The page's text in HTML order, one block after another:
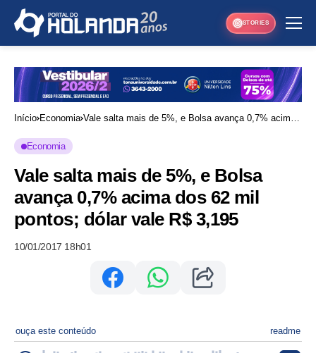
STORIES
Início Economia Vale salta mais de 5%, e Bolsa avança 0,7% acima
Economia
Vale salta mais de 5%, e Bolsa
avança 0,7% acima dos 62 mil
pontos; dólar vale R$ 3,195
10/01/2017 18h01
ouça este conteúdo readme